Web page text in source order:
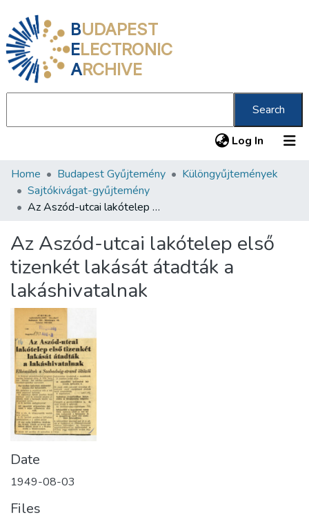
BUDAPEST
ELECTRONIC
ARCHIVE
Search
Log In (current)
Communities & Collections
All of DSpace
About us
Home Budapest Gyűjtemény
Különgyűjtemények
Sajtókivágat-gyűjtemény
Az Aszód-utcai lakótelep első tizenkét lakását átadták a lakáshivatalnak
Az Aszód-utcai lakótelep első
tizenkét lakását átadták a
lakáshivatalnak
Date
1949-08-03
Files